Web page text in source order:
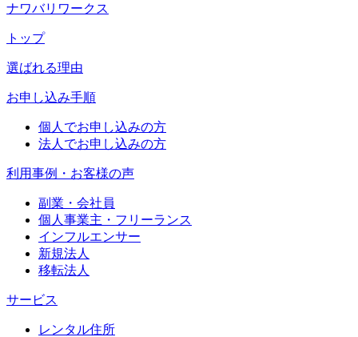
ナワバリワークス
トップ
選ばれる理由
お申し込み手順
個人でお申し込みの方
法人でお申し込みの方
利用事例・お客様の声
副業・会社員
個人事業主・フリーランス
インフルエンサー
新規法人
移転法人
サービス
レンタル住所